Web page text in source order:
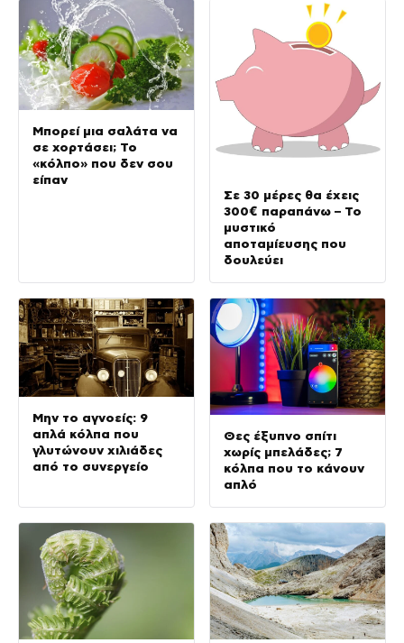
Μπορεί μια σαλάτα να
σε χορτάσει; Το
«κόλπο» που δεν σου
είπαν
Σε 30 μέρες θα έχεις
300€ παραπάνω – Το
μυστικό
αποταμίευσης που
δουλεύει
Μην το αγνοείς: 9
απλά κόλπα που
γλυτώνουν χιλιάδες
από το συνεργείο
Θες έξυπνο σπίτι
χωρίς μπελάδες; 7
κόλπα που το κάνουν
απλό